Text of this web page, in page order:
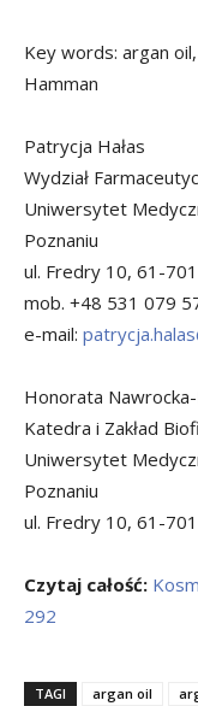
Key words: argan
Hamman
Patrycja Hałas
Wydział
Uniwersytet
Poznaniu
ul. Fredry 10, 61-
mob. +48 531 079
e-mail:
Honorata
Katedra i Zakład
Uniwersytet
Poznaniu
ul. Fredry 10, 61-
Czytaj całość:
292
TAGI argan oil